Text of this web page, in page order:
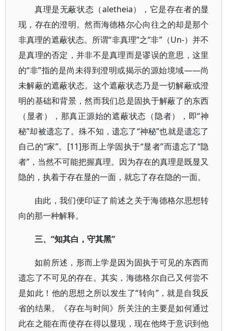
真理是无蔽状态（aletheia），它是存在者的显
现，存在的澄明。然而海德格尔心向往之的却是那个
非真理的遮蔽状态。所谓“非真理”之“非”（Un-）并不
是真理的否定，并非不是真理而是谬误的意思，这里
的“非”指的是尚未得到澄明或揭示的源始境域――尚
未解蔽的遮蔽状态。这个遮蔽状态乃是一切解蔽或澄
明的基础和背景，然而我们总是固执于解蔽了的东西
（显者），那真正源始的遮蔽状态（隐者），即“神
秘”却被遗忘了。殊不知，遗忘了“神秘”也就是遗忘了
自己的“家”。[11]形而上学固执于“显者”而遗忘了“隐
者”，当然不可能把握真理。因为存在的真理是既显又
隐的，执着于存在显的一面，就忘了存在隐的一面。
由此，我们便印证了前述之关于海德格尔思想转
向的那一种解释。
三、“知其白，守其黑”
如前所述，形而上学是因为固执于可见的东西而
遗忘了不可见的存在。其实，海德格尔自己又何尝不
是如此！他的思想之所以发生了“转向”，就是自我反
省的结果。《存在与时间》所关注的主要是如何通过
此在之能在而使存在得以显现，现在他终于意识到他